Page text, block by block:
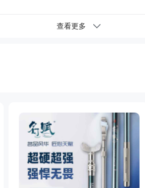
黑坑竿包
路亚轮 水滴轮
海钓钩 海钓钓组
查看更多